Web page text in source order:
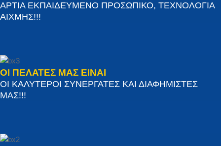
ΑΡΤΙΑ ΕΚΠΑΙΔΕΥΜΕΝΟ ΠΡΟΣΩΠΙΚΟ, ΤΕΧΝΟΛΟΓΙΑ
ΑΙΧΜΗΣ!!!
ΟΙ ΠΕΛΑΤΕΣ ΜΑΣ ΕΙΝΑΙ
ΟΙ ΚΑΛΥΤΕΡΟΙ ΣΥΝΕΡΓΑΤΕΣ ΚΑΙ ΔΙΑΦΗΜΙΣΤΕΣ
ΜΑΣ!!!